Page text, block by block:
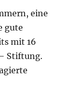
eine
gute
mit 16
Stiftung.